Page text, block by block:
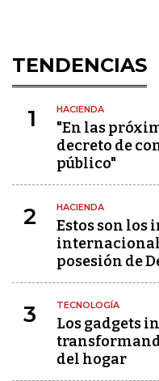
TENDENCIAS
1 HACIENDA
"En las
decreto de
público"
2 HACIENDA
Estos son los
posesión de
3 TECNOLOGÍA
Los gadgets
del hogar